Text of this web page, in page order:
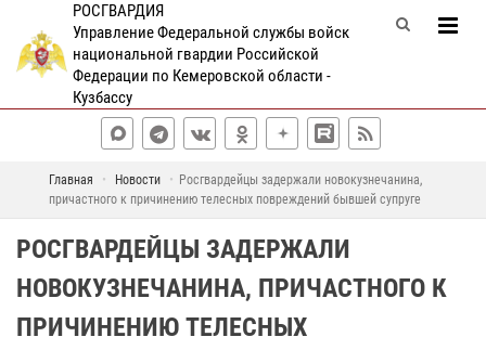
РОСГВАРДИЯ
Управление Федеральной службы войск
национальной гвардии Российской
Федерации по Кемеровской области -
Кузбассу
Главная Новости
Росгвардейцы задержали новокузнечанина,
причастного к причинению телесных повреждений бывшей супруге
РОСГВАРДЕЙЦЫ ЗАДЕРЖАЛИ
НОВОКУЗНЕЧАНИНА, ПРИЧАСТНОГО К
ПРИЧИНЕНИЮ ТЕЛЕСНЫХ